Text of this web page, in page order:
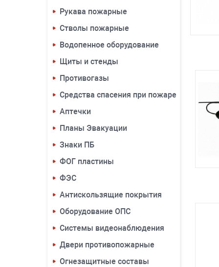
Рукава пожарные
Стволы пожарные
Водопенное оборудование
Щиты и стенды
Противогазы
Средства спасения при пожаре
Аптечки
Планы Эвакуации
Знаки ПБ
ФОГ пластины
ФЭС
Антискользящие покрытия
Оборудование ОПС
Системы видеонаблюдения
Двери противопожарные
Огнезащитные составы